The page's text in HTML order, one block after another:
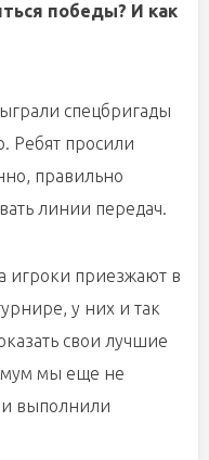
победы? И как
спецбригады
Ребят просили
правильно
линии передач.
игроки приезжают в
у них и так
свои лучшие
мы еще не
выполнили